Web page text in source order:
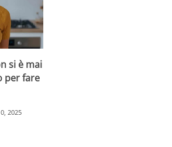
si è mai
per fare
2025